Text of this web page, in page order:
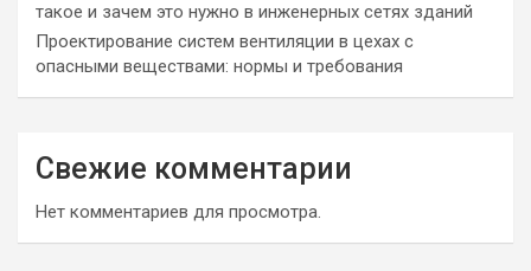
такое и зачем это нужно в инженерных сетях зданий
Проектирование систем вентиляции в цехах с
опасными веществами: нормы и требования
Свежие комментарии
Нет комментариев для просмотра.